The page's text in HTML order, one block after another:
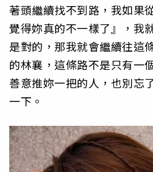
著頭繼續找不到路，我如果
覺得妳真的不一樣了』，我
是對的，那我就會繼續往這
的林襄，這條路不是只有一
善意推妳一把的人，也別忘
一下。